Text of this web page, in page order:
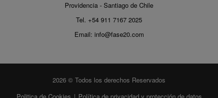
Providencia - Santiago de Chile
Tel. +54 911 7167 2025
Email: info@fase20.com
2026 © Todos los derechos Reservados